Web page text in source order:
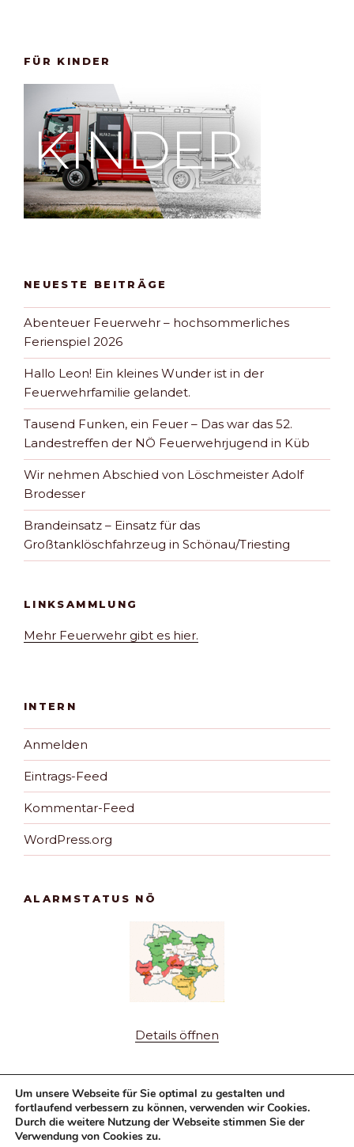
FÜR KINDER
NEUESTE BEITRÄGE
Abenteuer Feuerwehr – hochsommerliches
Ferienspiel 2026
Hallo Leon! Ein kleines Wunder ist in der
Feuerwehrfamilie gelandet.
Tausend Funken, ein Feuer – Das war das 52.
Landestreffen der NÖ Feuerwehrjugend in Küb
Wir nehmen Abschied von Löschmeister Adolf
Brodesser
Brandeinsatz – Einsatz für das
Großtanklöschfahrzeug in Schönau/Triesting
LINKSAMMLUNG
Mehr Feuerwehr gibt es hier.
INTERN
Anmelden
Eintrags-Feed
Kommentar-Feed
WordPress.org
ALARMSTATUS NÖ
Details öffnen
Fuhrpark
Um unsere Webseite für Sie optimal zu gestalten und
fortlaufend verbessern zu können, verwenden wir Cookies.
Durch die weitere Nutzung der Webseite stimmen Sie der
Verwendung von Cookies zu.